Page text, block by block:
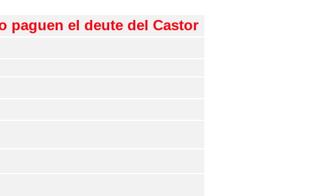
paguen el deute del Castor